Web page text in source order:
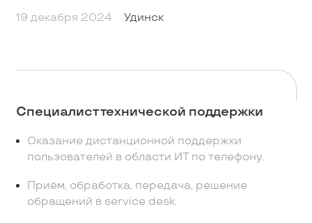
19 декабря 2024 Удинск
Специалист технической поддержки
Оказание дистанционной поддержки
пользователей в области ИТ по телефону.
Приём, обработка, передача, решение
обращений в service desk.